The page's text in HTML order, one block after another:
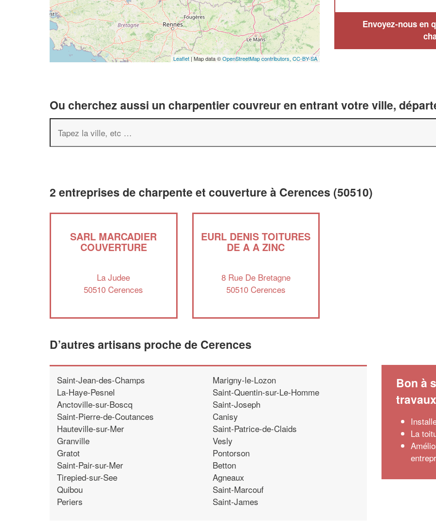
Leaflet | Map data ©OpenStreetMap contributors, CC-BY-SA
Envoyez-nous en
Ou cherchez aussi un charpentier couvreur en entrant votre ville,
2 entreprises de charpente et couverture à Cerences (50510)
SARL MARCADIER
COUVERTURE
La Judee
50510 Cerences
EURL DENIS TOITURES
DE A A ZINC
8 Rue De Bretagne
50510 Cerences
D’autres artisans proche de Cerences
Saint-Jean-des-Champs
La-Haye-Pesnel
Anctoville-sur-Boscq
Saint-Pierre-de-Coutances
Hauteville-sur-Mer
Granville
Gratot
Saint-Pair-sur-Mer
Tirepied-sur-See
Quibou
Periers
Marigny-le-Lozon
Saint-Quentin-sur-Le-Homme
Saint-Joseph
Canisy
Saint-Patrice-de-Claids
Vesly
Pontorson
Betton
Agneaux
Saint-Marcouf
Saint-James
Bon à
travaux
La